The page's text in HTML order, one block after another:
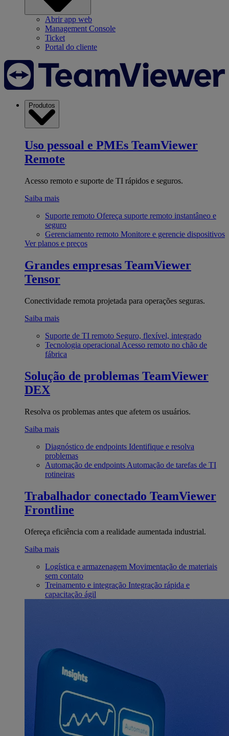
Abrir app web
Management Console
Ticket
Portal do cliente
Produtos
Uso pessoal e PMEs TeamViewer
Remote
Acesso remoto e suporte de TI rápidos e seguros.
Saiba mais
Suporte remoto Ofereça suporte remoto instantâneo e
seguro
Gerenciamento remoto Monitore e gerencie dispositivos
Ver planos e preços
Grandes empresas TeamViewer
Tensor
Conectividade remota projetada para operações seguras.
Saiba mais
Suporte de TI remoto Seguro, flexível, integrado
Tecnologia operacional Acesso remoto no chão de
fábrica
Solução de problemas TeamViewer
DEX
Resolva os problemas antes que afetem os usuários.
Saiba mais
Diagnóstico de endpoints Identifique e resolva
problemas
Automação de endpoints Automação de tarefas de TI
rotineiras
Trabalhador conectado TeamViewer
Frontline
Ofereça eficiência com a realidade aumentada industrial.
Saiba mais
Logística e armazenagem Movimentação de materiais
sem contato
Treinamento e integração Integração rápida e
capacitação ágil